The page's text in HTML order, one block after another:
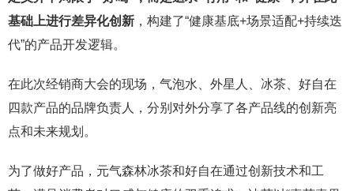
基础上进行差异化创新 ，构建了“健康基底+场景适配+持续迭
代”的产品开发逻辑。
在此次经销商大会的现场，气泡水、外星人、冰茶、好自在
四款产品的品牌负责人，分别对外分享了各产品线的创新亮
点和未来规划。
为了做好产品，元气森林冰茶和好自在通过创新技术和工